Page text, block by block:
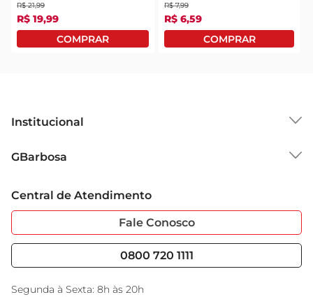
R$ 21,99
R$ 19,99
R$ 7,99
R$ 6,59
Institucional
Grupo Cencosud
Sobre Privacidade
Portal do Fornecedo
Nossas Lojas
GBarbosa
Garantia Estendida
Serviços
Black Friday
Encarte do Dia
Central de Atendimento
Fale Conosco
0800 720 1111
Segunda à Sexta: 8h às 20h